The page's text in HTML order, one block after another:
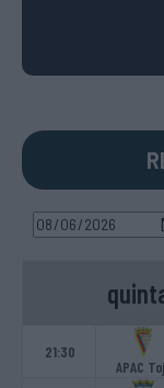
21:30
APAC